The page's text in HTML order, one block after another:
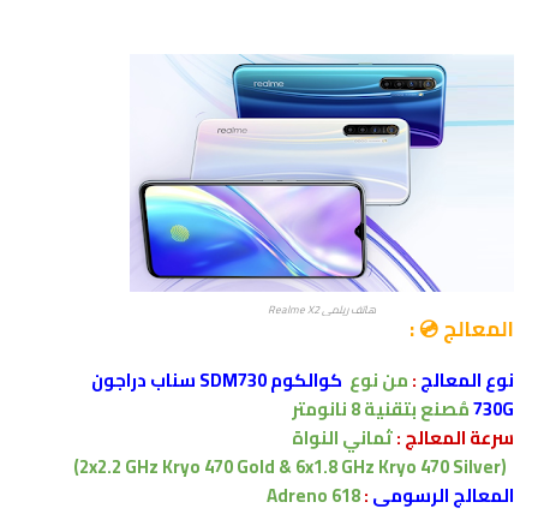
هاتف ريلمي Realme X2
المعالج 💿 :
نوع المعالج:من نوع
كوالكوم SDM730 سناب دراجون
730Gمُصنع بتقنية 8 نانومتر
سرعة المعالج :ثماني النواة
(2x2.2 GHz Kryo 470 Gold & 6x1.8 GHz Kryo 470 Silver)
المعالج الرسومى:
Adreno 618